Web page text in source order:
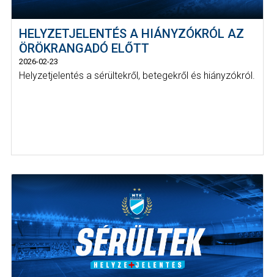
HELYZETJELENTÉS A HIÁNYZÓKRÓL AZ
ÖRÖKRANGADÓ ELŐTT
2026-02-23
Helyzetjelentés a sérültekről, betegekről és hiányzókról.